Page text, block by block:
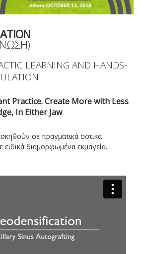
LEARNING AND HANDS-
Practice. Create More with Less
In Either Jaw
σε πραγματικά οστικά
διαμορφωμένα εκμαγεία.